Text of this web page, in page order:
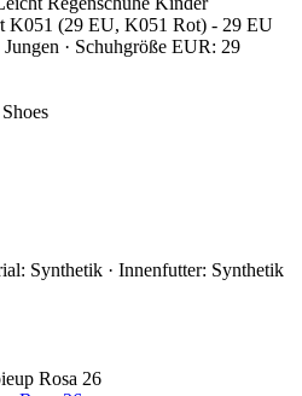
K051 (29 EU, K051 Rot) - 29 EU
· Schuhgröße EUR: 29
Synthetik · Innenfutter: Synthetik